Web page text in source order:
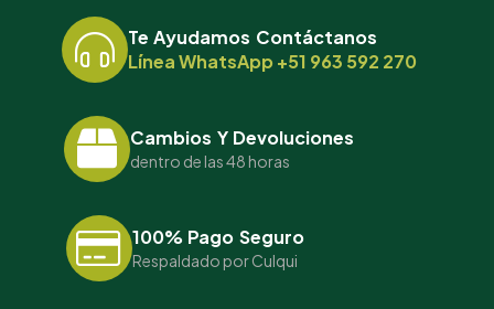
Te Ayudamos Contáctanos
Línea WhatsApp +51 963 592 270
Cambios Y Devoluciones
dentro de las 48 horas
100% Pago Seguro
Respaldado por Culqui